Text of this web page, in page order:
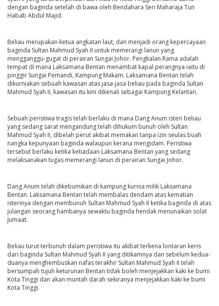
dengan baginda setelah di bawa oleh Bendahara Seri Maharaja Tun
Habab Abdul Majid.
Beliau merupakan ketua angkatan laut, dan menjadi orang kepercayaan
baginda Sultan Mahmud Syah II untuk memerangi lanun yang
mengganggu-gugat di perairan Sungai Johor. Pengkalan Rama adalah
tempat di mana Laksamana Bentan menambat kapal perangnya iaitu di
pinggir Sungai Pemandi, Kampung Makam. Laksamana Bentan telah
dikurniakan sebuah kawasan atas jasa-jasa beliau pada baginda Sultan
Mahmud Syah II, kawasan itu kini dikenali sebagai Kampung Kelantan.
Sebuah peristiwa tragis telah berlaku di mana Dang Anum isteri beliau
yang sedang sarat mengandung telah dihukum bunuh oleh Sultan
Mahmud Syah II, dibelah perut akibat memakan tanpa izin seulas buah
nangka kepunyaan baginda walaupun kerana mengidam. Peristiwa
tersebut berlaku ketika ketiadaan Laksamana Bentan yang sedang
melaksanakan tugas memerangi lanun di perairan Sungai Johor.
Dang Anum telah dikebumikan di kampung kurnia milik Laksamana
Bentan. Laksamana Bentan telah membalas dendam atas kematian
isterinya dengan membunuh Sultan Mahmud Syah II ketika baginda di atas
julangan seorang hambanya sewaktu baginda hendak menunaikan solat
Jumaat.
Beliau turut terbunuh dalam peristiwa itu akibat terkena lontaran keris
dari baginda Sultan Mahmud Syah II yang ditikamnya dan sebelum kedua-
duanya menghembuskan nafas terakhir Sultan Mahmud Syah II telah
bersumpah tujuh keturunan Bentan tidak boleh menjejakkan kaki ke bumi
Kota Tinggi dan akan muntah darah sekiranya menjejakkan kaki ke bumi
Kota Tinggi.